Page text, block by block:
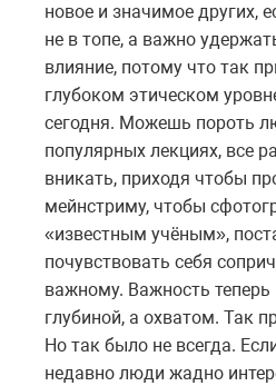
новое и значимое других,
не в топе, а важно
влияние, потому что так
глубоком этическом
сегодня. Можешь пороть
популярных лекциях, все
вникать, приходя чтобы
мейнстриму, чтобы
«известным учёным»,
почувствовать себя
важному. Важность теперь
глубиной, а охватом. Так
Но так было не всегда.
недавно люди жадно